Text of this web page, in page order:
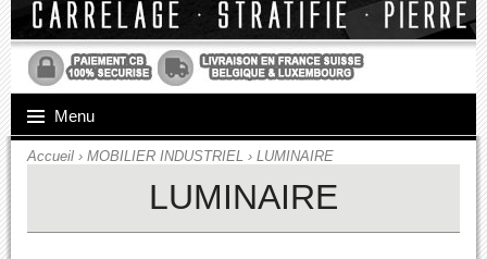
Menu
Accueil › MOBILIER INDUSTRIEL › LUMINAIRE
LUMINAIRE